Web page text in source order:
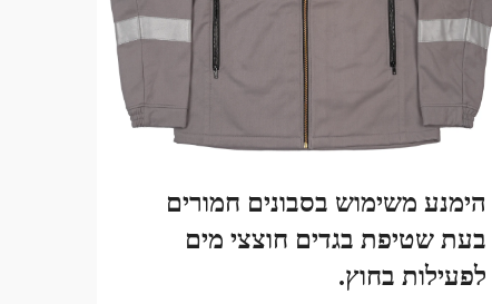
הימנע משימוש בסבונים חמורים
בעת שטיפת בגדים חוצצי מים
לפעילות בחוץ.